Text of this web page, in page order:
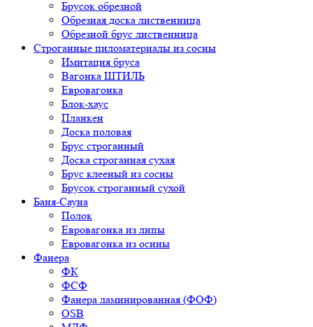
Брусок обрезной
Обрезная доска лиственница
Обрезной брус лиственница
Строганные пиломатериалы из сосны
Имитация бруса
Вагонка ШТИЛЬ
Евровагонка
Блок-хаус
Планкен
Доска половая
Брус строганный
Доска строганная сухая
Брус клееный из сосны
Брусок строганный сухой
Баня-Сауна
Полок
Евровагонка из липы
Евровагонка из осины
Фанера
ФК
ФСФ
Фанера ламинированная (ФОФ)
OSB